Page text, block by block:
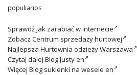
populiarios
SprawdźJak zarabiać w internecie
Zobacz Centrum sprzedaży hurtowej
Najlepsza Hurtownia odzieży Warszawa
Czytaj dalej Blog Justy en
Więcej Blog sukienki na wesele en